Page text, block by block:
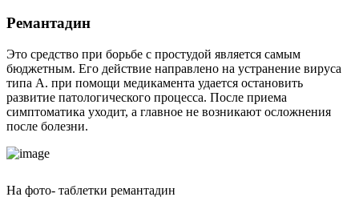
Ремантадин
Это средство при борьбе с простудой является самым
бюджетным. Его действие направлено на устранение вируса
типа А. при помощи медикамента удается остановить
развитие патологического процесса. После приема
симптоматика уходит, а главное не возникают осложнения
после болезни.
На фото- таблетки ремантадин